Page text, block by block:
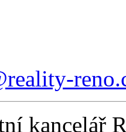
kancelář